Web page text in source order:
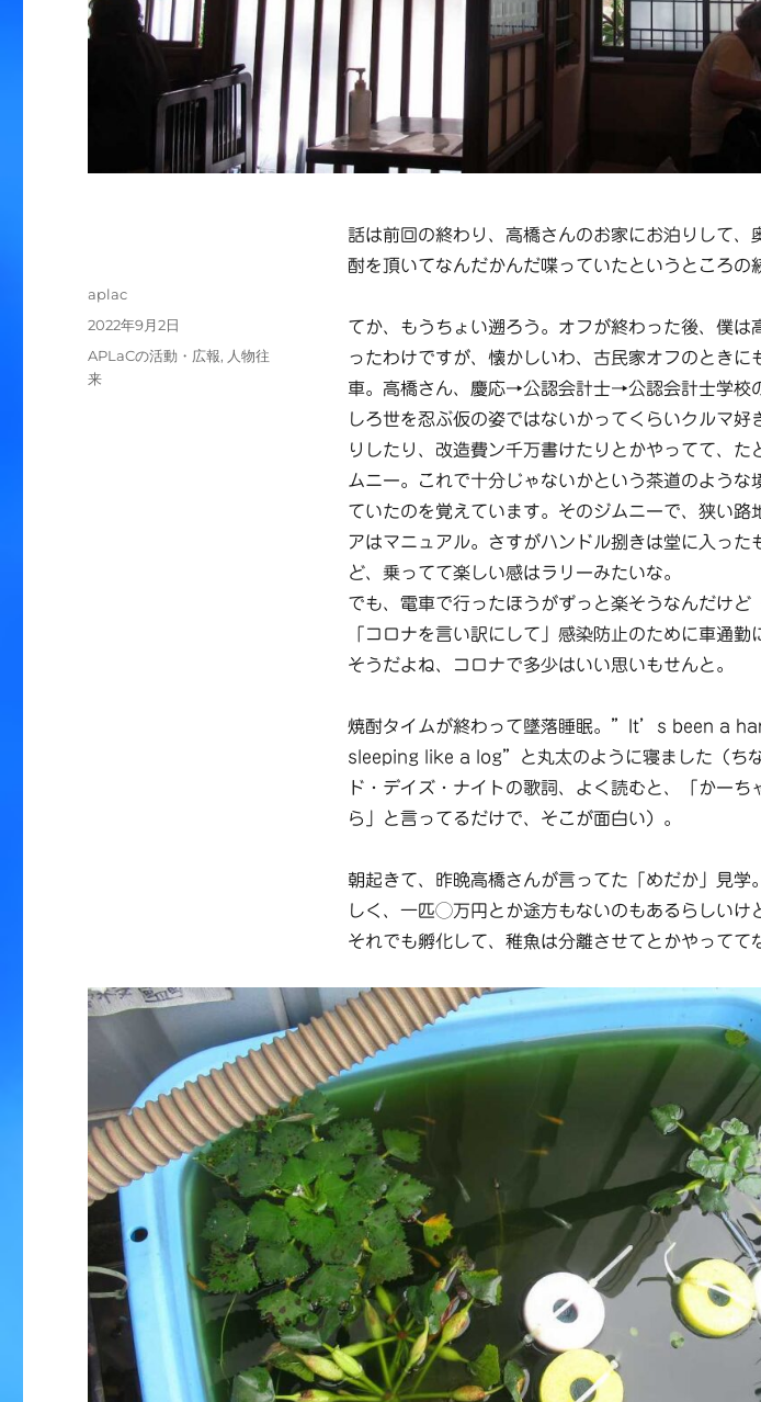
話は前回の終わり、高橋さんのお家にお泊りして、
酎を頂いてなんだかんだ喋っていたというところの
てか、もうちょい遡ろう。オフが終わった後、僕は
ったわけですが、懐かしいわ、古民家オフのときに
車。高橋さん、慶応→公認会計士→公認会計士学校
しろ世を忍ぶ仮の姿ではないかってくらいクルマ好
りしたり、改造費ン千万書けたりとかやってて、た
ムニー。これで十分じゃないかという茶道のような
ていたのを覚えています。そのジムニーで、狭い路
アはマニュアル。さすがハンドル捌きは堂に入った
ど、乗ってて楽しい感はラリーみたいな。
でも、電車で行ったほうがずっと楽そうなんだけど
「コロナを言い訳にして」感染防止のために車通勤
そうだよね、コロナで多少はいい思いもせんと。
焼酎タイムが終わって墜落睡眠。”It’s been a
sleeping like a log”と丸太のように寝ました（ち
ド・デイズ・ナイトの歌詞、よく読むと、「かーち
ら」と言ってるだけで、そこが面白い）。
朝起きて、昨晩高橋さんが言ってた「めだか」見学
しく、一匹◯万円とか途方もないのもあるらしいけ
それでも孵化して、稚魚は分離させてとかやってて
投
稿
aplac
投
稿
日:
2022年9月2日
カ
テ
APLaCの活動・広報, 人物往
来